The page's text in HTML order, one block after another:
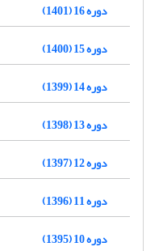
دوره 16 (1401)
دوره 15 (1400)
دوره 14 (1399)
دوره 13 (1398)
دوره 12 (1397)
دوره 11 (1396)
دوره 10 (1395)